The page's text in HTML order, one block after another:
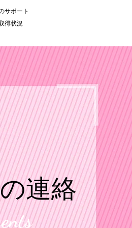
サポート
得状況
連絡